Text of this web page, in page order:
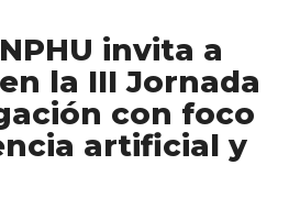
invita a
la III Jornada
con foco
artificial y